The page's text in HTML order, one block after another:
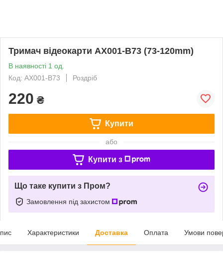
Тримач відеокарти AX001-B73 (73-120mm)
В наявності 1 од.
Код: AX001-B73
Роздріб
220 ₴
Купити
або
Купити з
Що таке купити з Пром?
Замовлення під захистом
Характеристики Доставка Оплата Умови